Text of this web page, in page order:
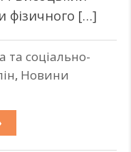
фізичного […]
та соціально-
, Новини